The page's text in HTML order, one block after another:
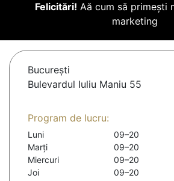
Felicitări! Aă cum să primești
marketing
Bucureşti
Bulevardul Iuliu Maniu 55
Program de lucru:
Luni
09–20
Marți
09–20
Miercuri
09–20
Joi
09–20